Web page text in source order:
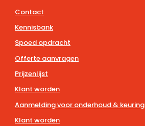
Contact
Kennisbank
Spoed opdracht
Offerte aanvragen
Prijzenlijst
Klant worden
Aanmelding voor onderhoud & keuring
Klant worden